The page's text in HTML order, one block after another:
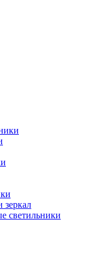
зеркал
светильники